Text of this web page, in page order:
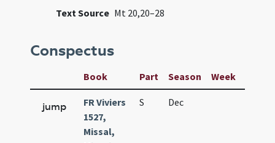
Text Source Mt 20,20–28
Conspectus
Book Part Season Week
jump
FR Viviers
1527,
Missal,
S Dec